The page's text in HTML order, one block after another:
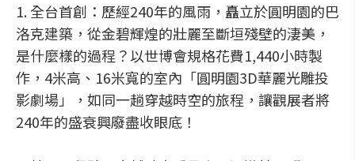
1. 全台首創：歷經240年的風雨，矗立於圓明園的巴
洛克建築，從金碧輝煌的壯麗至斷垣殘壁的淒美，
是什麼樣的過程？以世博會規格花費1,440小時製
作，4米高、16米寬的室內「圓明園3D華麗光雕投
影劇場」，如同一趟穿越時空的旅程，讓觀展者將
240年的盛衰興廢盡收眼底！